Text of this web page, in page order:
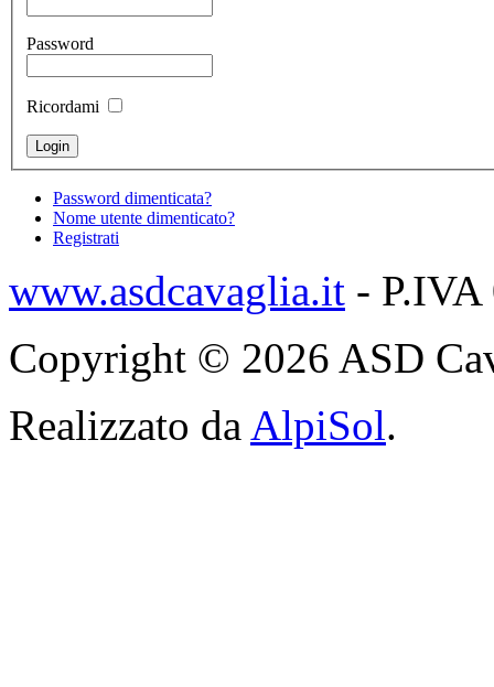
Password
Ricordami
Password dimenticata?
Nome utente dimenticato?
Registrati
www.asdcavaglia.it -
Copyright © 2026 ASD
Realizzato da AlpiSol.